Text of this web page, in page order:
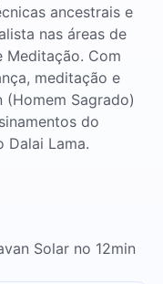
ancestrais e
nas áreas de
Meditação. Com
meditação e
(Homem Sagrado)
do
Dalai Lama.
Solar no 12min